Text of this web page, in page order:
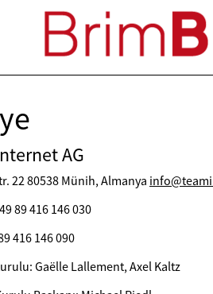
AG
22 80538 Münih, Almanya
89 416 146 030
416 146 090
Gaëlle Lallement, Axel Kaltz